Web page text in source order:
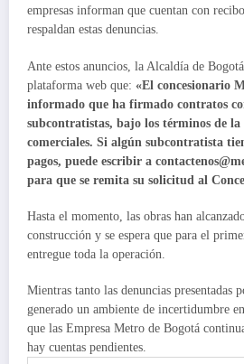
empresas informan que cuentan con
respaldan estas denuncias.
Ante estos anuncios, la Alcaldía de
plataforma web que: «El concesionario
informado que ha firmado contratos
subcontratistas, bajo los términos de la
comerciales. Si algún subcontratista
pagos, puede escribir a
para que se remita su solicitud al
Hasta el momento, las obras han
construcción y se espera que para el
entregue toda la operación.
Mientras tanto las denuncias presentadas
generado un ambiente de incertidumbre
que las Empresa Metro de Bogotá
hay cuentas pendientes.